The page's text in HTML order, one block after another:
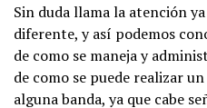
Sin duda llama la atención
diferente, y así podemos
de como se maneja y
de como se puede realizar
alguna banda, ya que cabe